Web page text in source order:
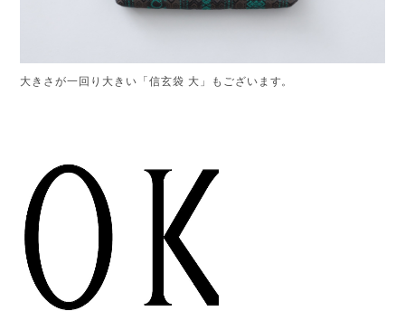
大きさが一回り大きい「信玄袋 大」もございます。